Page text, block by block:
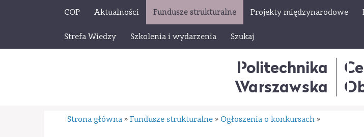
COP Aktualności Fundusze strukturalne Projekty międzynarodowe
Strefa Wiedzy Szkolenia i wydarzenia Szukaj
Politechnika
Warszawska
Strona główna » Fundusze strukturalne » Ogłoszenia o konkursach »